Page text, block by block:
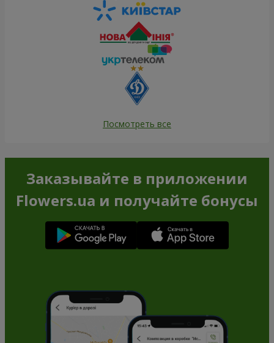
Посмотреть все
Заказывайте в приложении
Flowers.ua и получайте бонусы